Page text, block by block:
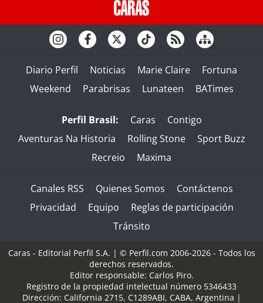
Diario Perfil Noticias Marie Claire
Fortuna
Weekend
Parabrisas Lunateen BATimes
Perfil Brasil: Caras
Contigo
Aventuras Na Historia
Rolling Stone
Sport Buzz
Recreio
Maxima
Canales RSS Quienes Somos
Contáctenos
Privacidad
Equipo
Reglas de participación
Tránsito
Caras - Editorial Perfil S.A. | © Perfil.com 2006-2026 - Todos los
derechos reservados.
Editor responsable: Carlos Piro.
Registro de la propiedad intelectual número 5346433
Dirección: California 2715, C1289ABI, CABA, Argentina |